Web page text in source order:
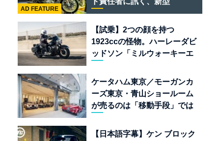
「BULLET 650」と“時間の
質”を愛する理由
AD FEATURE
【試乗】2つの顔を持つ
1923ccの怪物。ハーレーダビ
ッドソン「ミルウォーキーエ
ケータハム東京／モーガンカ
ーズ東京・青山ショールーム
が売るのは「移動手段」では
【日本語字幕】ケン ブロック